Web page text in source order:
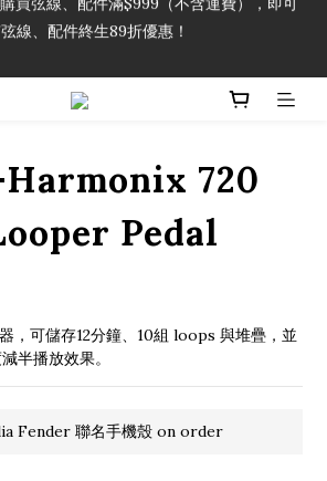
買弦線、配件滿$999（不含運費），即可
弦線、配件終生89折優惠！
元購物金。 加入購物車查看更多折扣！
弦線、配件終生89折優惠！ 720
Pedal
，可儲存12分鐘、10組 loops 與堆疊，並
半播放效果。
Fender 聯名手機殼 on order